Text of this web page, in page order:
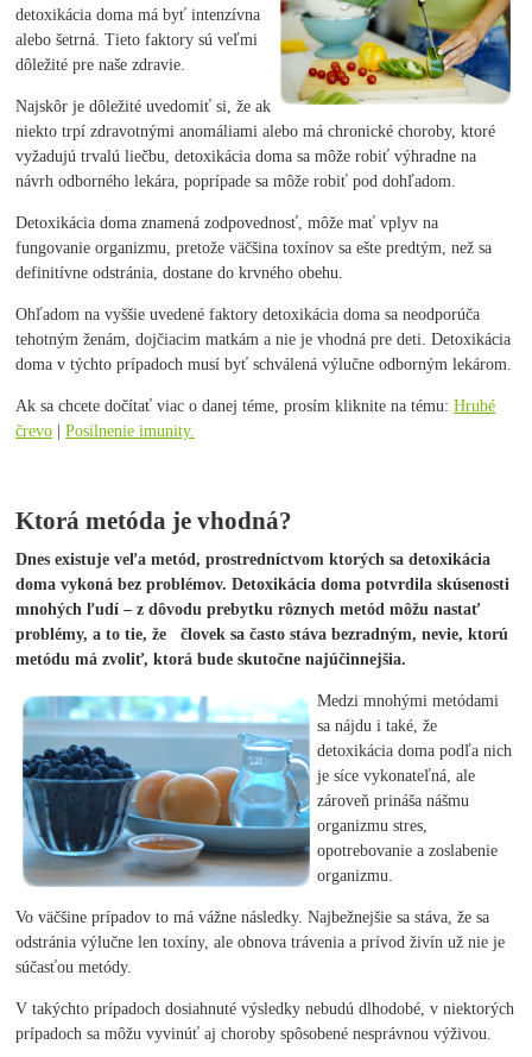
detoxikácia doma má byť intenzívna
alebo šetrná. Tieto faktory sú veľmi
dôležité pre naše zdravie.
Najskôr je dôležité uvedomiť si, že ak
niekto trpí zdravotnými anomáliami alebo má chronické choroby, ktoré
vyžadujú trvalú liečbu, detoxikácia doma sa môže robiť výhradne na
návrh odborného lekára, poprípade sa môže robiť pod dohľadom.
Detoxikácia doma znamená zodpovednosť, môže mať vplyv na
fungovanie organizmu, pretože väčšina toxínov sa ešte predtým, než sa
definitívne odstránia, dostane do krvného obehu.
Ohľadom na vyššie uvedené faktory detoxikácia doma sa neodporúča
tehotným ženám, dojčiacim matkám a nie je vhodná pre deti. Detoxikácia
doma v týchto prípadoch musí byť schválená výlučne odborným lekárom.
Ak sa chcete dočítať viac o danej téme, prosím kliknite na tému:Hrubé
črevo |Posilnenie imunity.
Ktorá metóda je vhodná?
Dnes existuje veľa metód, prostredníctvom ktorých sa detoxikácia
doma vykoná bez problémov. Detoxikácia doma potvrdila skúsenosti
mnohých ľudí – z dôvodu prebytku rôznych metód môžu nastať
problémy, a to tie, že človek sa často stáva bezradným, nevie, ktorú
metódu má zvoliť, ktorá bude skutočne najúčinnejšia.
Medzi mnohými metódami
sa nájdu i také, že
detoxikácia doma podľa nich
je síce vykonateľná, ale
zároveň prináša nášmu
organizmu stres,
opotrebovanie a zoslabenie
organizmu.
Vo väčšine prípadov to má vážne následky. Najbežnejšie sa stáva, že sa
odstránia výlučne len toxíny, ale obnova trávenia a prívod živín už nie je
súčasťou metódy.
V takýchto prípadoch dosiahnuté výsledky nebudú dlhodobé, v niektorých
prípadoch sa môžu vyvinúť aj choroby spôsobené nesprávnou výživou.